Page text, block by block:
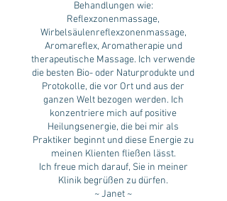
Behandlungen wie:
Reflexzonenmassage,
Wirbelsäulenreflexzonenmassage,
Aromareflex, Aromatherapie und
therapeutische Massage. Ich verwende
die besten Bio- oder Naturprodukte und
Protokolle, die vor Ort und aus der
ganzen Welt bezogen werden. Ich
konzentriere mich auf positive
Heilungsenergie, die bei mir als
Praktiker beginnt und diese Energie zu
meinen Klienten fließen lässt.
Ich freue mich darauf, Sie in meiner
Klinik begrüßen zu dürfen.
~ Janet ~